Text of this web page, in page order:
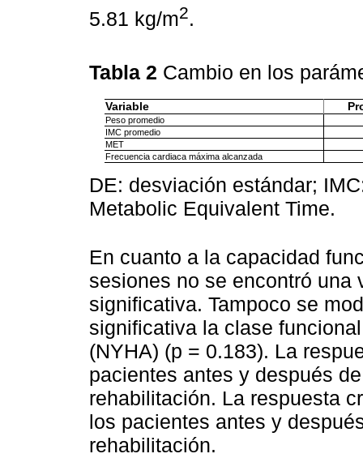
5.81 kg/m2.
Tabla 2 Cambio en los
Variable
Peso promedio
IMC promedio
MET
Frecuencia cardiaca máxima alcanzada
DE: desviación estándar;
Metabolic Equivalent Time.
En cuanto a la capacidad
sesiones no se encontró una
significativa. Tampoco se
significativa la clase
(NYHA) (p = 0.183). La
pacientes antes y después
rehabilitación. La respuesta
los pacientes antes y
rehabilitación.